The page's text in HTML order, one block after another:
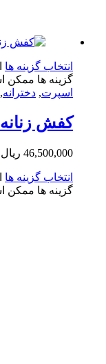
گزینه ها این
ها ممکن است در
دخترانه, کفش
زنانه
ریال
گزینه ها این
ها ممکن است در